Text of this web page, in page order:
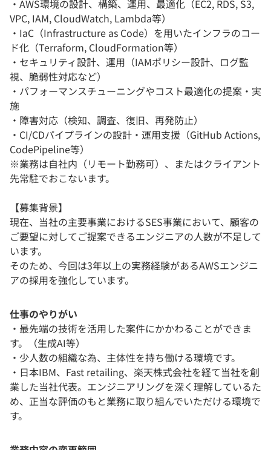
・AWS環境の設計、構築、運用、最適化（EC2, RDS, S3,
VPC, IAM, CloudWatch, Lambda等）
・IaC（Infrastructure as Code）を用いたインフラのコー
ド化（Terraform, CloudFormation等）
・セキュリティ設計、運用（IAMポリシー設計、ログ監
視、脆弱性対応など）
・パフォーマンスチューニングやコスト最適化の提案・実
施
・障害対応（検知、調査、復旧、再発防止）
・CI/CDパイプラインの設計・運用支援（GitHub Actions,
CodePipeline等）
※業務は自社内（リモート勤務可）、またはクライアント
先常駐でおこないます。
【募集背景】
現在、当社の主要事業におけるSES事業において、顧客の
ご要望に対してご提案できるエンジニアの人数が不足して
います。
そのため、今回は3年以上の実務経験があるAWSエンジニ
アの採用を強化しています。
仕事のやりがい
・最先端の技術を活用した案件にかかわることができま
す。（生成AI等）
・少人数の組織な為、主体性を持ち働ける環境です。
・日本IBM、Fast retailing、楽天株式会社を経て当社を創
業した当社代表。エンジニアリングを深く理解しているた
め、正当な評価のもと業務に取り組んでいただける環境で
す。